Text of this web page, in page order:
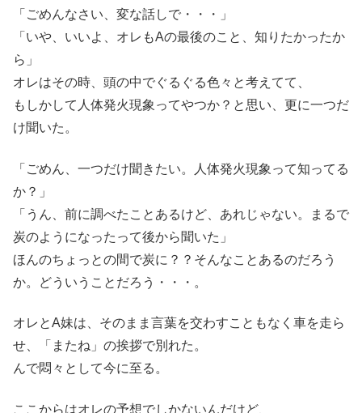
「ごめんなさい、変な話しで・・・」
「いや、いいよ、オレもAの最後のこと、知りたかったか
ら」
オレはその時、頭の中でぐるぐる色々と考えてて、
もしかして人体発火現象ってやつか？と思い、更に一つだ
け聞いた。
「ごめん、一つだけ聞きたい。人体発火現象って知ってる
か？」
「うん、前に調べたことあるけど、あれじゃない。まるで
炭のようになったって後から聞いた」
ほんのちょっとの間で炭に？？そんなことあるのだろう
か。どういうことだろう・・・。
オレとA妹は、そのまま言葉を交わすこともなく車を走ら
せ、「またね」の挨拶で別れた。
んで悶々として今に至る。
ここからはオレの予想でしかないんだけど、